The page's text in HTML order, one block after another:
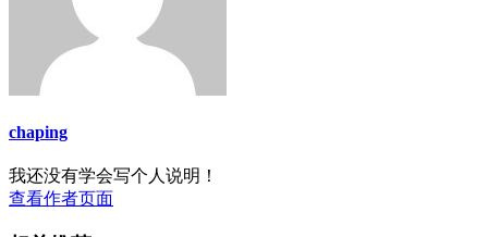
chaping
我还没有学会写个人说明！
查看作者页面